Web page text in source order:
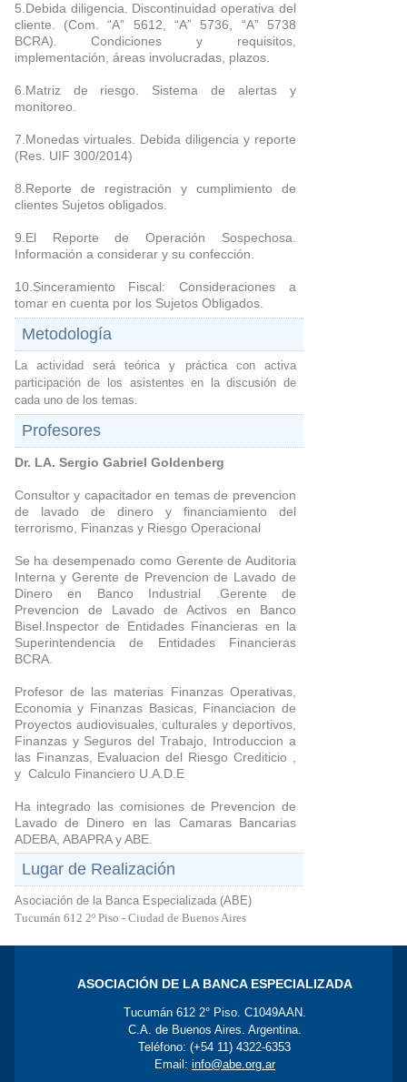
5.Debida diligencia. Discontinuidad operativa del
cliente. (Com. “A” 5612, “A” 5736, “A” 5738
BCRA). Condiciones y requisitos,
implementación, áreas involucradas, plazos.
6.Matriz de riesgo. Sistema de alertas y
monitoreo.
7.Monedas virtuales. Debida diligencia y reporte
(Res. UIF 300/2014)
8.Reporte de registración y cumplimiento de
clientes Sujetos obligados.
9.El Reporte de Operación Sospechosa.
Información a considerar y su confección.
10.Sinceramiento Fiscal: Consideraciones a
tomar en cuenta por los Sujetos Obligados.
Metodología
La actividad será teórica y práctica con activa
participación de los asistentes en la discusión de
cada uno de los temas.
Profesores
Dr. LA. Sergio Gabriel Goldenberg
Consultor y capacitador en temas de prevencion
de lavado de dinero y financiamiento del
terrorismo, Finanzas y Riesgo Operacional
Se ha desempenado como Gerente de Auditoria
Interna y Gerente de Prevencion de Lavado de
Dinero en Banco Industrial .Gerente de
Prevencion de Lavado de Activos en Banco
Bisel.Inspector de Entidades Financieras en la
Superintendencia de Entidades Financieras
BCRA.
Profesor de las materias Finanzas Operativas,
Economia y Finanzas Basicas, Financiacion de
Proyectos audiovisuales, culturales y deportivos,
Finanzas y Seguros del Trabajo, Introduccion a
las Finanzas, Evaluacion del Riesgo Crediticio ,
y Calculo Financiero U.A.D.E
Ha integrado las comisiones de Prevencion de
Lavado de Dinero en las Camaras Bancarias
ADEBA, ABAPRA y ABE.
Lugar de Realización
Asociación de la Banca Especializada (ABE)
Tucumán 612 2º Piso - Ciudad de Buenos Aires
ASOCIACIÓN DE LA BANCA ESPECIALIZADA
Tucumán 612 2° Piso. C1049AAN.
C.A. de Buenos Aires. Argentina.
Teléfono: (+54 11) 4322-6353
Email: info@abe.org.ar